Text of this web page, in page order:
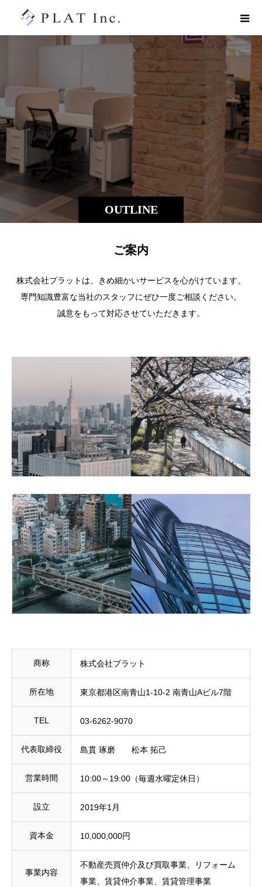
OUTLINE
ご案内
株式会社プラットは、きめ細かいサービスを心がけています。
専門知識豊富な当社のスタッフにぜひ一度ご相談ください。
誠意をもって対応させていただきます。
商称 株式会社プラット
所在地 東京都港区南青山1-10-2 南青山Aビル7階
TEL 03-6262-9070
代表取締役 島貫 琢磨 松本 拓己
営業時間 10:00～19:00（毎週水曜定休日）
設立 2019年1月
資本金 10,000,000円
事業内容
不動産売買仲介及び買取事業、リフォーム
事業、賃貸仲介事業、賃貸管理事業